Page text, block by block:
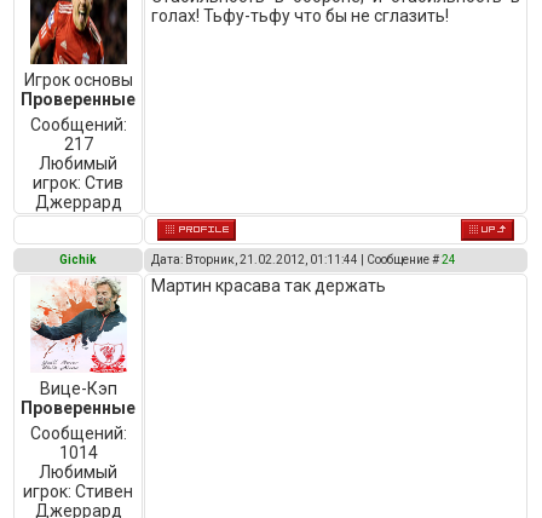
Игрок основы
Проверенные
Сообщений:
217
Любимый
игрок:Стив
Джеррард
голах! Тьфу-тьфу что бы не сглазить!
Gichik Дата: Вторник, 21.02.2012, 01:11:44 | Сообщение #24
Вице-Кэп
Проверенные
Сообщений:
1014
Любимый
игрок:Стивен
Джеррард
Мартин красава так держать